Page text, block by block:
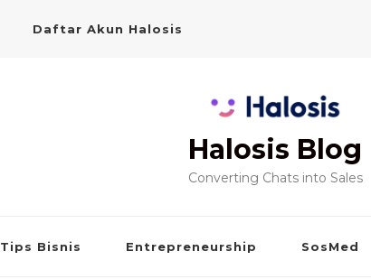
Daftar Akun Halosis
Halosis Blog
Converting Chats into Sales
Tips Bisnis Entrepreneurship SosMed